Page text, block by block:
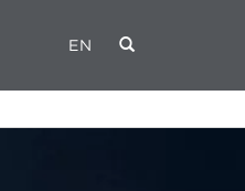
EN